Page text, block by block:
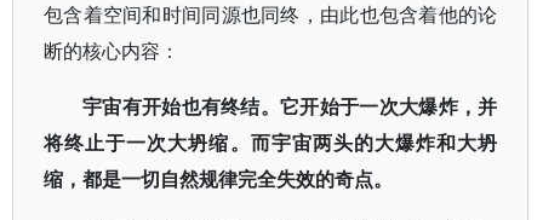
包含着空间和时间同源也同终，由此也包含着他的论
断的核心内容：
宇宙有开始也有终结。它开始于一次大爆炸，并
将终止于一次大坍缩。而宇宙两头的大爆炸和大坍
缩，都是一切自然规律完全失效的奇点。